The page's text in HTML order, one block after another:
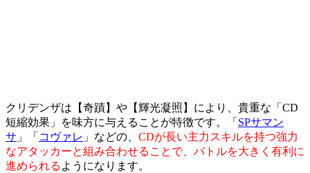
クリデンザは【奇蹟】や【輝光凝照】により、貴重な「CD
短縮効果」を味方に与えることが特徴です。「 SPサマン
サ 」「 コヴァレ 」などの、 CDが長い主力スキルを持つ強力
なアタッカーと組み合わせることで、バトルを大きく有利に
進められる ようになります。